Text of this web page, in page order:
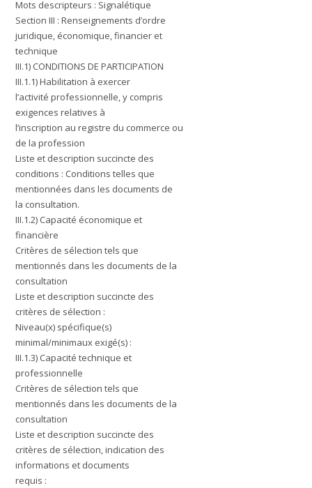
Mots descripteurs : Signalétique
Section III : Renseignements d’ordre
juridique, économique, financier et
technique
III.1) CONDITIONS DE PARTICIPATION
III.1.1) Habilitation à exercer
l’activité professionnelle, y compris
exigences relatives à
l’inscription au registre du commerce ou
de la profession
Liste et description succincte des
conditions : Conditions telles que
mentionnées dans les documents de
la consultation.
III.1.2) Capacité économique et
financière
Critères de sélection tels que
mentionnés dans les documents de la
consultation
Liste et description succincte des
critères de sélection :
Niveau(x) spécifique(s)
minimal/minimaux exigé(s) :
III.1.3) Capacité technique et
professionnelle
Critères de sélection tels que
mentionnés dans les documents de la
consultation
Liste et description succincte des
critères de sélection, indication des
informations et documents
requis :